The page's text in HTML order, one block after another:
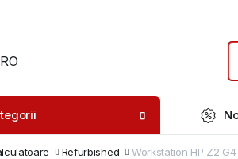
Refurbished Workstation HP Z2